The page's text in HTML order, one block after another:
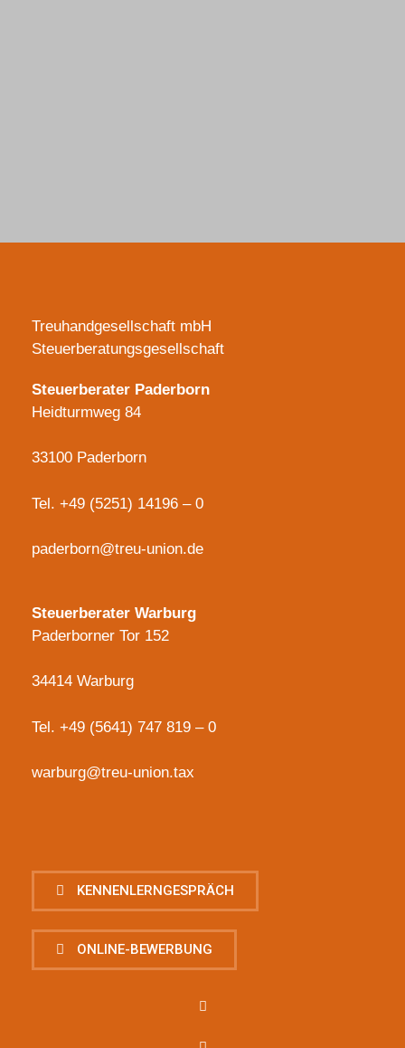
Treuhandgesellschaft mbH
Steuerberatungsgesellschaft
Steuerberater Paderborn
Heidturmweg 84
33100 Paderborn
Tel. +49 (5251) 14196 – 0
paderborn@treu-union.de
Steuerberater Warburg
Paderborner Tor 152
34414 Warburg
Tel. +49 (5641) 747 819 – 0
warburg@treu-union.tax
KENNENLERNGESPRÄCH
ONLINE-BEWERBUNG